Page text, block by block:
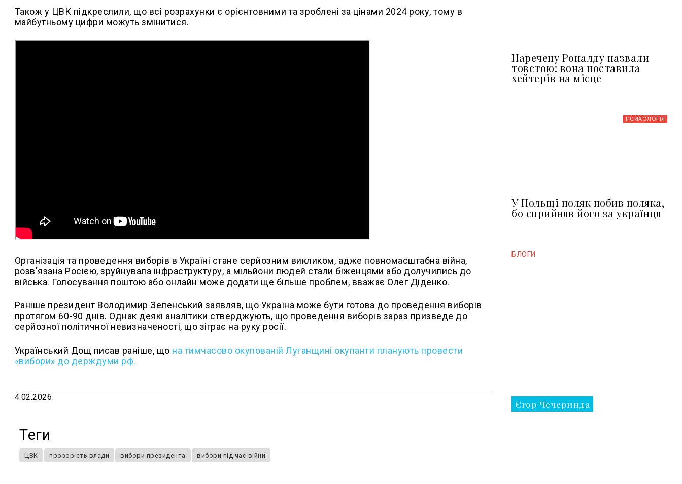
Також у ЦВК підкреслили, що всі розрахунки є орієнтовними та зроблені за цінами 2024 року, тому в
майбутньому цифри можуть змінитися.
Організація та проведення виборів в Україні стане серйозним викликом, адже повномасштабна війна,
розв'язана Росією, зруйнувала інфраструктуру, а мільйони людей стали біженцями або долучились до
війська. Голосування поштою або онлайн може додати ще більше проблем, вважає Олег Діденко.
Раніше президент Володимир Зеленський заявляв, що Україна може бути готова до проведення виборів
протягом 60-90 днів. Однак деякі аналітики стверджують, що проведення виборів зараз призведе до
серйозної політичної невизначеності, що зіграє на руку росії.
Український Дощ писав раніше, що на тимчасово окупованій Луганщині окупанти планують провести
«вибори» до держдуми рф.
4.02.2026
Теги
ЦВК прозорість влади вибори президента вибори під час війни
Наречену Роналду назвали
товстою: вона поставила
хейтерів на місце
ПСИХОЛОГІЯ
У Польщі поляк побив поляка,
бо сприйняв його за українця
БЛОГИ
Єгор Чечеринда